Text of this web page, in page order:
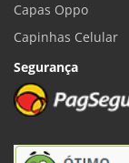
Capas Oppo
Capinhas Celular
Segurança